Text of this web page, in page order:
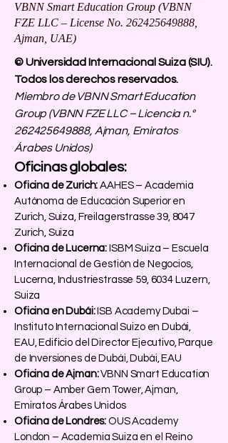
VBNN Smart Education Group (VBNN
FZE LLC – License No. 262425649888
Ajman, UAE)
© Universidad Internacional Suiza (SIU).
Todos los derechos reservados.
Miembro de VBNN Smart Education
Group (VBNN FZE LLC – Licencia n.°
262425649888, Ajman, Emiratos
Árabes Unidos)
Oficinas globales:
Oficina de Zurich: AAHES – Academia
Autónoma de Educación Superior en
Zurich, Suiza, Freilagerstrasse 39, 8047
Zurich, Suiza
Oficina de Lucerna: ISBM Suiza – Escuela
Internacional de Gestión de Negocios,
Lucerna, Industriestrasse 59, 6034 Luzern,
Suiza
Oficina en Dubái:ISB Academy Dubai –
Instituto Internacional Suizo en Dubái,
EAU, Edificio del Director Ejecutivo, Parque
de Inversiones de Dubái, Dubái, EAU
Oficina de Ajman:VBNN Smart Education
Group – Amber Gem Tower, Ajman,
Emiratos Árabes Unidos
Oficina de Londres: OUS Academy
London – Academia Suiza en el Reino